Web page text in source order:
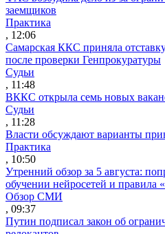
заемщиков
Практика
, 12:06
Самарская ККС приняла
после проверки Генпрокуратуры
Судьи
, 11:48
ВККС открыла семь новых
Судьи
, 11:28
Власти обсуждают варианты
Практика
, 10:50
Утренний обзор за 5 августа:
обучении нейросетей и
Обзор СМИ
, 09:37
Путин подписал закон об